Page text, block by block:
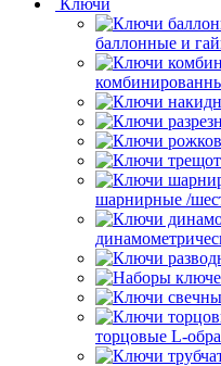
Ключи
баллонные и
шарнирные /
торцовые L-